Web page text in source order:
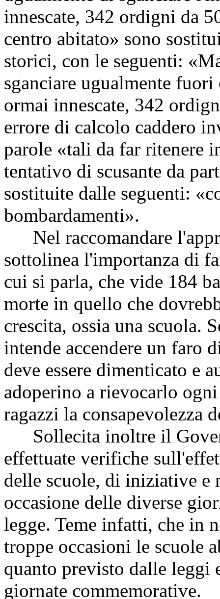
innescate, 342 ordigni da
centro abitato» sono
storici, con le seguenti:
sganciare ugualmente
ormai innescate, 342
errore di calcolo caddero
parole «tali da far ritenere
tentativo di scusante da
sostituite dalle seguenti:
bombardamenti».
Nel raccomandare
sottolinea l'importanza di
cui si parla, che vide 184
morte in quello che
crescita, ossia una scuola.
intende accendere un faro
deve essere dimenticato e
adoperino a rievocarlo
ragazzi la consapevolezza
Sollecita inoltre il
effettuate verifiche
delle scuole, di iniziative
occasione delle diverse
legge. Teme infatti, che in
troppe occasioni le scuole
quanto previsto dalle leggi
giornate commemorative.